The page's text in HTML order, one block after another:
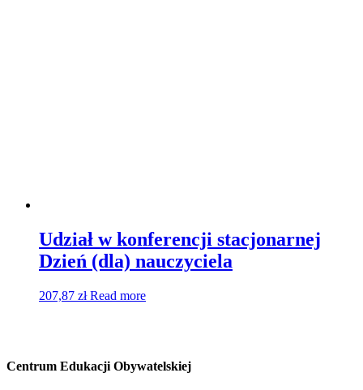
Udział w konferencji stacjonarnej
Dzień (dla) nauczyciela
207,87 zł Read more
Centrum Edukacji Obywatelskiej